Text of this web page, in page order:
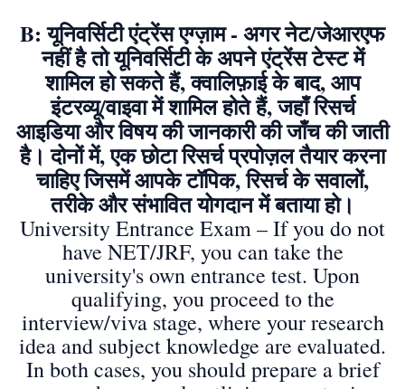
B: यूनिवर्सिटी एंट्रेंस एग्ज़ाम - अगर नेट/जेआरएफ
नहीं है तो यूनिवर्सिटी के अपने एंट्रेंस टेस्ट में
शामिल हो सकते हैं, क्वालिफ़ाई के बाद, आप
इंटरव्यू/वाइवा में शामिल होते हैं, जहाँ रिसर्च
आइडिया और विषय की जानकारी की जाँच की जाती
है। दोनों में, एक छोटा रिसर्च प्रपोज़ल तैयार करना
चाहिए जिसमें आपके टॉपिक, रिसर्च के सवालों,
तरीके और संभावित योगदान में बताया हो।
University Entrance Exam – If you do not
have NET/JRF, you can take the
university's own entrance test. Upon
qualifying, you proceed to the
interview/viva stage, where your research
idea and subject knowledge are evaluated.
In both cases, you should prepare a brief